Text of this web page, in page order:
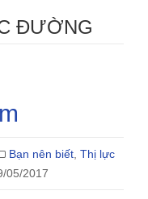
ĐƯỜNG
Bạn nên biết Thị lực
05/2017